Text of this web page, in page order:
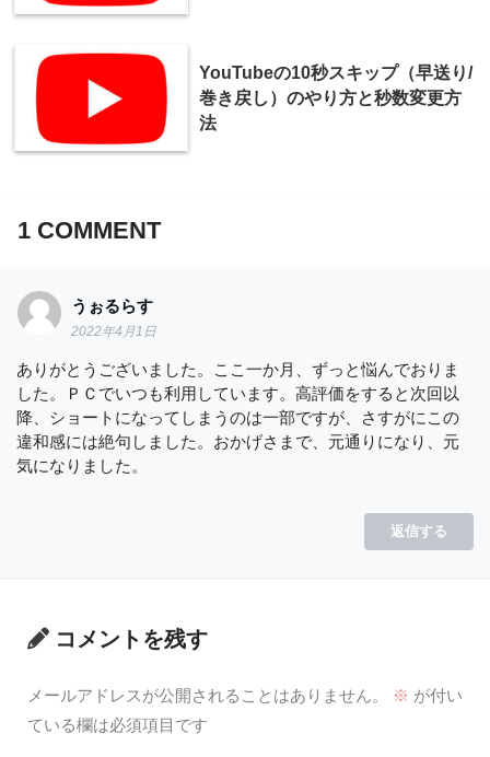
YouTubeの10秒スキップ（早送り/
巻き戻し）のやり方と秒数変更方
法
1 COMMENT
うぉるらす
2022年4月1日
ありがとうございました。ここ一か月、ずっと悩んでおりま
した。ＰＣでいつも利用しています。高評価をすると次回以
降、ショートになってしまうのは一部ですが、さすがにこの
違和感には絶句しました。おかげさまで、元通りになり、元
気になりました。
返信する
コメントを残す
メールアドレスが公開されることはありません。 ※ が付い
ている欄は必須項目です